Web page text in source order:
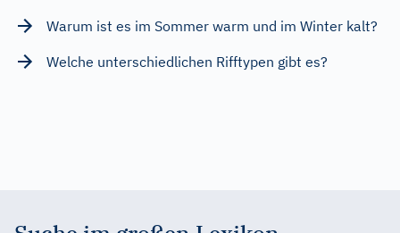
Warum ist es im Sommer warm und im Winter kalt?
Welche unterschiedlichen Rifftypen gibt es?